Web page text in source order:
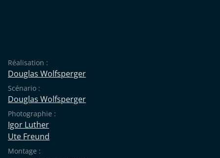
Réalisation :
Douglas Wolfsperger
Scénario :
Douglas Wolfsperger
Photographie :
Igor Luther
Ute Freund
Montage :